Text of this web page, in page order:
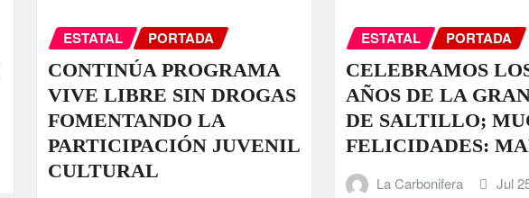
ESTATAL PORTADA
CONTINÚA PROGRAMA
VIVE LIBRE SIN DROGAS
FOMENTANDO LA
PARTICIPACIÓN JUVENIL
CULTURAL
ESTATAL PORTADA
CELEBRAMOS
AÑOS DE LA
DE SALTILLO;
FELICIDADES:
La Carbonifera Jul